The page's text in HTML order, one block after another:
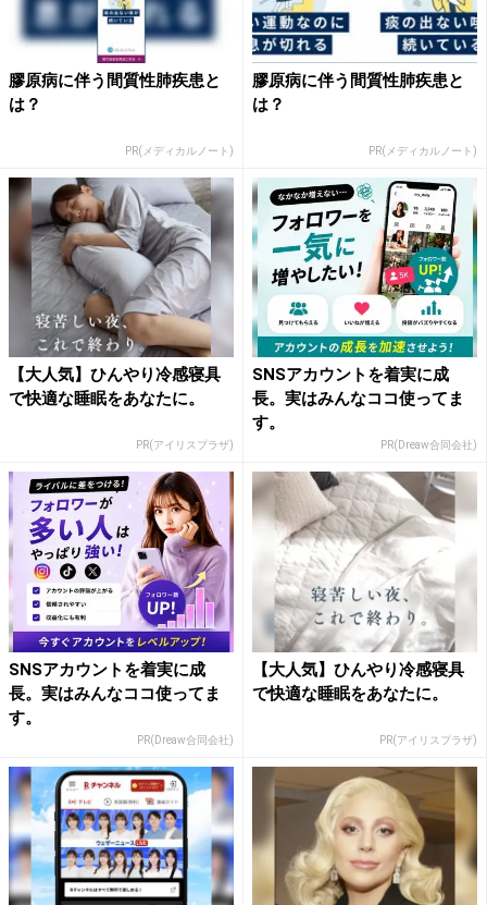
膠原病に伴う間質性肺疾患と
は？
PR(メディカルノート)
膠原病に伴う間質性肺疾患と
は？
PR(メディカルノート)
【大人気】ひんやり冷感寝具
で快適な睡眠をあなたに。
PR(アイリスプラザ)
SNSアカウントを着実に成
長。実はみんなココ使ってま
す。
PR(Dreaw合同会社)
SNSアカウントを着実に成
長。実はみんなココ使ってま
す。
PR(Dreaw合同会社)
【大人気】ひんやり冷感寝具
で快適な睡眠をあなたに。
PR(アイリスプラザ)